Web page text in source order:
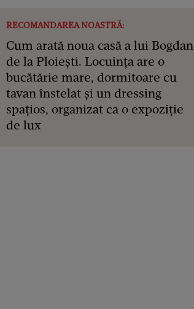
RECOMANDAREA NOASTRĂ:
Cum arată noua casă a lui Bogdan
de la Ploiești. Locuința are o
bucătărie mare, dormitoare cu
tavan înstelat și un dressing
spațios, organizat ca o expoziție
de lux